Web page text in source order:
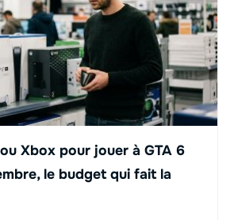
Xbox pour jouer à GTA 6
le budget qui fait la